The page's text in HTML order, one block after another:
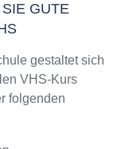
GUTE
gestaltet sich
VHS-Kurs
folgenden